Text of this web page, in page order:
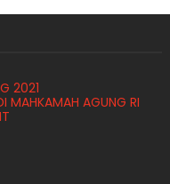
2021
MAHKAMAH AGUNG RI